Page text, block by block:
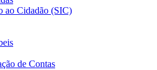
ao Cidadão (SIC)
de Contas